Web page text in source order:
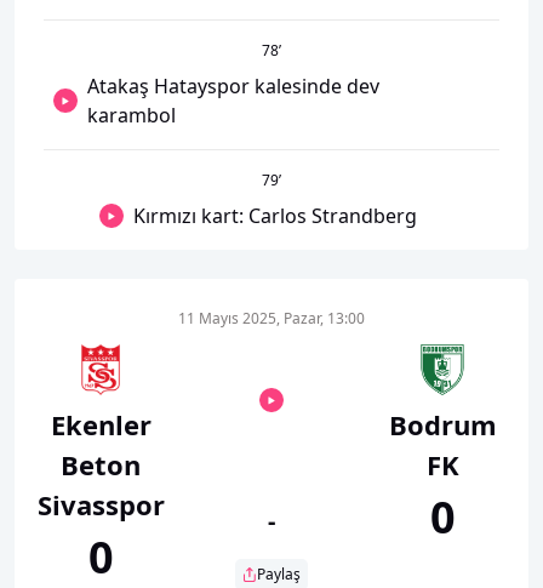
78’
Atakaş Hatayspor kalesinde dev
karambol
79’
Kırmızı kart: Carlos Strandberg
Ekenler
Beton
Sivasspor
0
11 Mayıs 2025, Pazar, 13:00
-
Paylaş
Bodrum
FK
0